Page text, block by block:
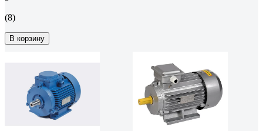
(8)
В корзину